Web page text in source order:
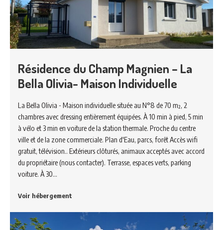
Résidence du Champ Magnien – La
Bella Olivia- Maison Individuelle
La Bella Olivia - Maison individuelle située au N°8 de 70 m², 2
chambres avec dressing entièrement équipées. À 10 min à pied, 5 min
à vélo et 3 min en voiture de la station thermale. Proche du centre
ville et de la zone commerciale. Plan d'Eau, parcs, forêt Accès wifi
gratuit, télévision.. Extérieurs clôturés, animaux acceptés avec accord
du propriétaire (nous contacter). Terrasse, espaces verts, parking
voiture. À 30…
Voir hébergement